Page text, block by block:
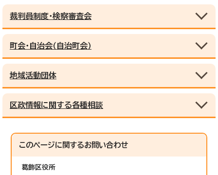
裁判員制度・検察審査会
町会・自治会（自治町会）
地域活動団体
区政情報に関する各種相談
このページに関するお問い合わせ
葛飾区役所